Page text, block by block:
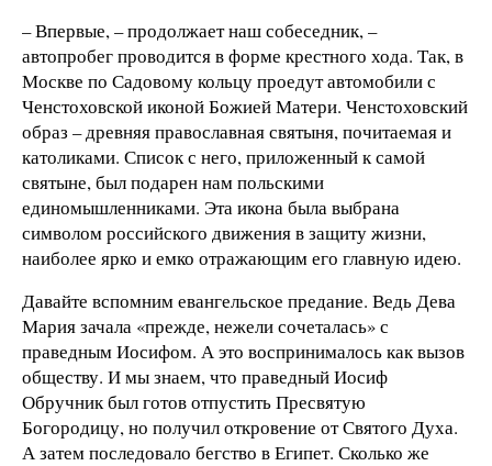
– Впервые, – продолжает наш собеседник, –
автопробег проводится в форме крестного хода. Так, в
Москве по Садовому кольцу проедут автомобили с
Ченстоховской иконой Божией Матери. Ченстоховский
образ – древняя православная святыня, почитаемая и
католиками. Список с него, приложенный к самой
святыне, был подарен нам польскими
единомышленниками. Эта икона была выбрана
символом российского движения в защиту жизни,
наиболее ярко и емко отражающим его главную идею.
Давайте вспомним евангельское предание. Ведь Дева
Мария зачала «прежде, нежели сочеталась» с
праведным Иосифом. А это воспринималось как вызов
обществу. И мы знаем, что праведный Иосиф
Обручник был готов отпустить Пресвятую
Богородицу, но получил откровение от Святого Духа.
А затем последовало бегство в Египет. Сколько же